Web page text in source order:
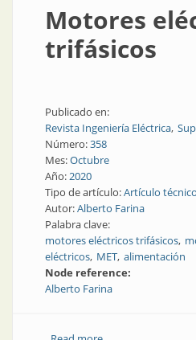
Motores
trifásicos
Publicado en:
Revista Ingeniería Eléctrica
Número:358
Mes:Octubre
Año:2020
Tipo de artículo:Artículo técnico
Autor:Alberto Farina
Palabra clave:
motores eléctricos trifásicos
eléctricos MET alimentación
Node reference:
Alberto Farina